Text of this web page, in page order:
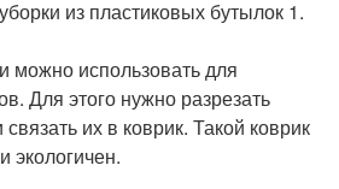
из пластиковых бутылок 1.
можно использовать для
Для этого нужно разрезать
их в коврик. Такой коврик
экологичен.